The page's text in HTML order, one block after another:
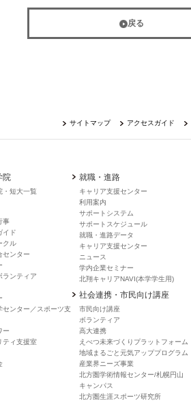
戻る
サイトマップ アクセスガイド
院
・短大一覧
事
イド
クル
センター
ランティア
センター／スポーツ支
ー
ティ支援室
就職・進路
キャリア支援センター
利用案内
サポートシステム
サポートスケジュール
就職・進路データ
キャリア支援センター
ニュース
学内企業セミナー
北翔キャリアNAVI(本学学生用)
社会連携・市民向け講座
市民向け講座
ボランティア
高大連携
えべつ未来づくりプラットフォーム
地域まるごと元気アッププログラム
産業界ニーズ事業
北方圏学術情報センター/札幌円山
キャンパス
北方圏生涯スポーツ研究所